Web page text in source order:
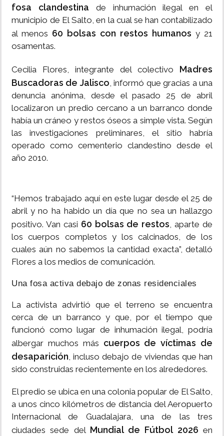
fosa clandestina de inhumación ilegal en el
municipio de El Salto, en la cual se han contabilizado
al menos 60 bolsas con restos humanos y 21
osamentas.
​Cecilia Flores, integrante del colectivo Madres
Buscadoras de Jalisco, informó que gracias a una
denuncia anónima, desde el pasado 25 de abril
localizaron un predio cercano a un barranco donde
había un cráneo y restos óseos a simple vista. Según
las investigaciones preliminares, el sitio habría
operado como cementerio clandestino desde el
año 2010.
​“Hemos trabajado aquí en este lugar desde el 25 de
abril y no ha habido un día que no sea un hallazgo
positivo. Van casi 60 bolsas de restos, aparte de
los cuerpos completos y los calcinados, de los
cuales aún no sabemos la cantidad exacta”, detalló
Flores a los medios de comunicación.
​Una fosa activa debajo de zonas residenciales
​La activista advirtió que el terreno se encuentra
cerca de un barranco y que, por el tiempo que
funcionó como lugar de inhumación ilegal, podría
albergar muchos más cuerpos de víctimas de
desaparición, incluso debajo de viviendas que han
sido construidas recientemente en los alrededores.
​El predio se ubica en una colonia popular de El Salto,
a unos cinco kilómetros de distancia del Aeropuerto
Internacional de Guadalajara, una de las tres
ciudades sede del Mundial de Fútbol 2026 en